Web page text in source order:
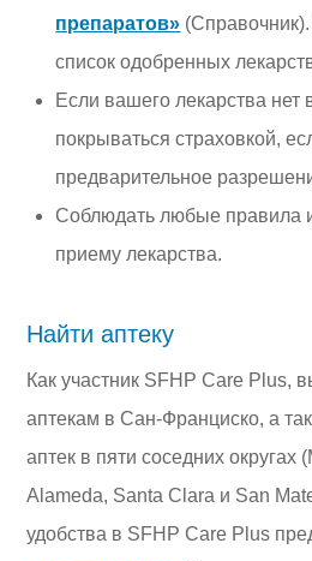
препаратов»
список одобренных
Если вашего лекарства нет
покрываться страховкой,
предварительное
Соблюдать любые правила
приему лекарства.
Найти аптеку
Как участник SFHP Care Plus,
аптекам в Сан-Франциско, а
аптек в пяти соседних округах
Alameda, Santa Clara и San
удобства в SFHP Care Plus